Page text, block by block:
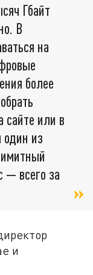
Гбайт
В
на
более
сайте или в
из
— всего за
и